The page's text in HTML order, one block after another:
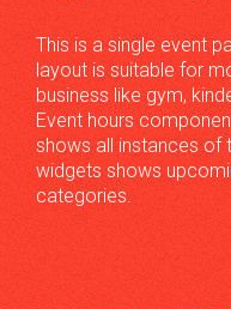
This is a single event
layout is suitable for
business like gym,
Event hours
shows all instances of
widgets shows
categories.